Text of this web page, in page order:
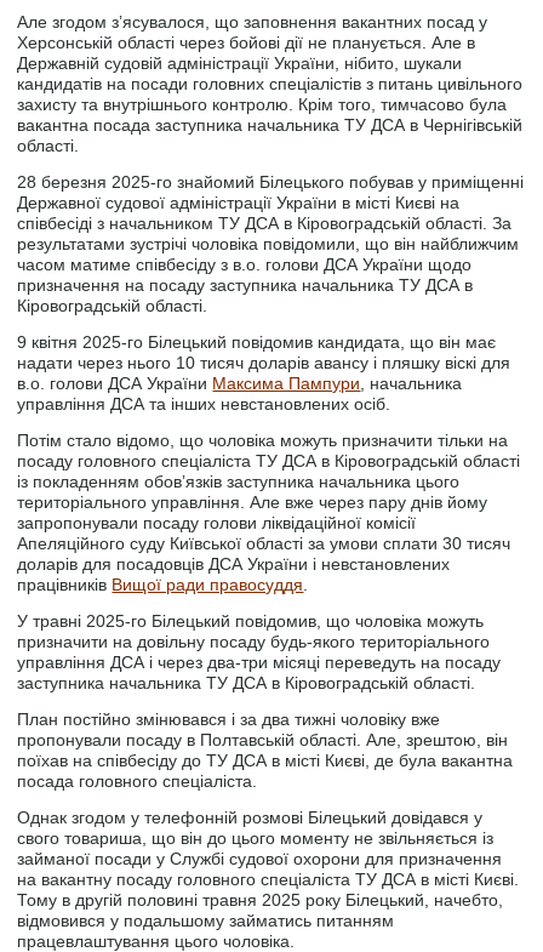
Але згодом зʼясувалося, що заповнення вакантних посад у
Херсонській області через бойові дії не планується. Але в
Державній судовій адміністрації України, нібито, шукали
кандидатів на посади головних спеціалістів з питань цивільного
захисту та внутрішнього контролю. Крім того, тимчасово була
вакантна посада заступника начальника ТУ ДСА в Чернігівській
області.
28 березня 2025-го знайомий Білецького побував у приміщенні
Державної судової адміністрації України в місті Києві на
співбесіді з начальником ТУ ДСА в Кіровоградській області. За
результатами зустрічі чоловіка повідомили, що він найближчим
часом матиме співбесіду з в.о. голови ДСА України щодо
призначення на посаду заступника начальника ТУ ДСА в
Кіровоградській області.
9 квітня 2025-го Білецький повідомив кандидата, що він має
надати через нього 10 тисяч доларів авансу і пляшку віскі для
в.о. голови ДСА України Максима Пампури , начальника
управління ДСА та інших невстановлених осіб.
Потім стало відомо, що чоловіка можуть призначити тільки на
посаду головного спеціаліста ТУ ДСА в Кіровоградській області
із покладенням обовʼязків заступника начальника цього
територіального управління. Але вже через пару днів йому
запропонували посаду голови ліквідаційної комісії
Апеляційного суду Київської області за умови сплати 30 тисяч
доларів для посадовців ДСА України і невстановлених
працівників Вищої ради правосуддя
У травні 2025-го Білецький повідомив, що чоловіка можуть
призначити на довільну посаду будь-якого територіального
управління ДСА і через два-три місяці переведуть на посаду
заступника начальника ТУ ДСА в Кіровоградській області.
План постійно змінювався і за два тижні чоловіку вже
пропонували посаду в Полтавській області. Але, зрештою, він
поїхав на співбесіду до ТУ ДСА в місті Києві, де була вакантна
посада головного спеціаліста.
Однак згодом у телефонній розмові Білецький довідався у
свого товариша, що він до цього моменту не звільняється із
займаної посади у Службі судової охорони для призначення
на вакантну посаду головного спеціаліста ТУ ДСА в місті Києві.
Тому в другій половині травня 2025 року Білецький, начебто,
відмовився у подальшому займатись питанням
працевлаштування цього чоловіка.